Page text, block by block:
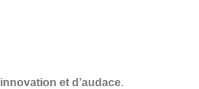
innovation et d’audace.